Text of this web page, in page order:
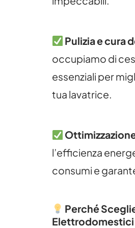
Pulizia e cura
occupiamo di
essenziali per
tua lavatrice.
l’efficienza
consumi e
Perché
Elettrodomestici